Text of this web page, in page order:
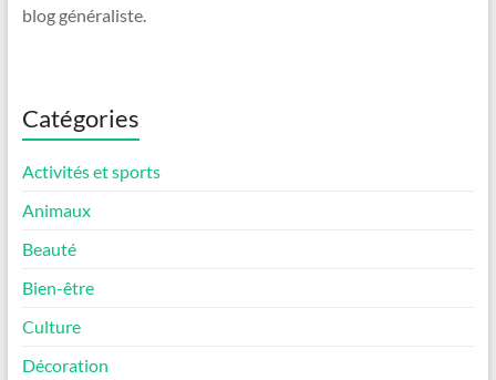
blog généraliste.
Catégories
Activités et sports
Animaux
Beauté
Bien-être
Culture
Décoration